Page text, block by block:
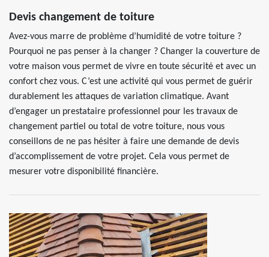
Devis changement de toiture
Avez-vous marre de problème d’humidité de votre toiture ?
Pourquoi ne pas penser à la changer ? Changer la couverture de
votre maison vous permet de vivre en toute sécurité et avec un
confort chez vous. C’est une activité qui vous permet de guérir
durablement les attaques de variation climatique. Avant
d’engager un prestataire professionnel pour les travaux de
changement partiel ou total de votre toiture, nous vous
conseillons de ne pas hésiter à faire une demande de devis
d’accomplissement de votre projet. Cela vous permet de
mesurer votre disponibilité financière.